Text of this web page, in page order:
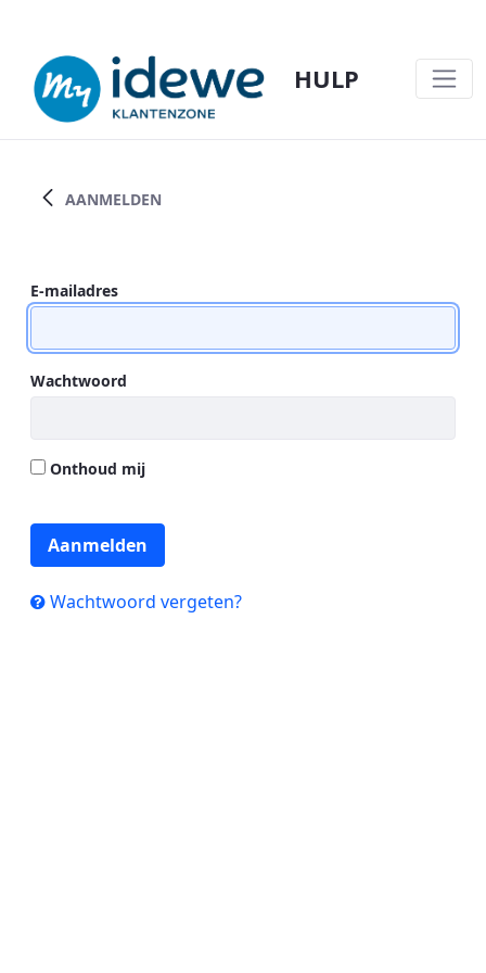
HULP
AANMELDEN
Aanmelden
E-mailadres
Wachtwoord
Onthoud mij
Aanmelden
Wachtwoord vergeten?